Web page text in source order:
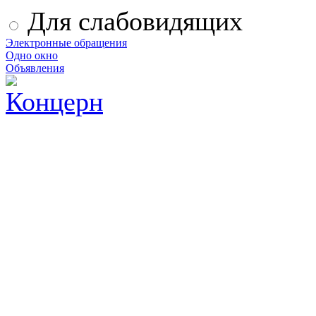
Для слабовидящих
Электронные обращения
Одно окно
Объявления